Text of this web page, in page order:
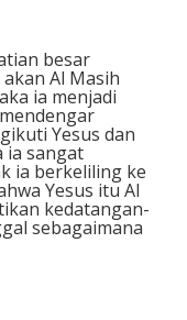
besar
Al Masih
ia menjadi
Yesus dan
ia sangat
ia berkeliling ke
Yesus itu Al
kedatangan-
sebagaimana